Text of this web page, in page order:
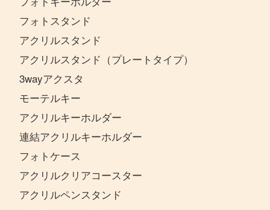
フォトスタンド
アクリルスタンド
アクリルスタンド（プレートタイプ）
3wayアクスタ
モーテルキー
アクリルキーホルダー
連結アクリルキーホルダー
フォトケース
アクリルクリアコースター
アクリルペンスタンド